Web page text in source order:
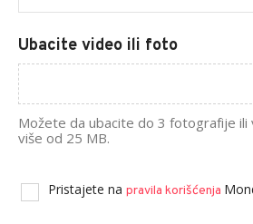
Ubacite video ili foto
Možete da ubacite do 3 fotografije ili
više od 25 MB.
Pristajete na pravila korišćenja